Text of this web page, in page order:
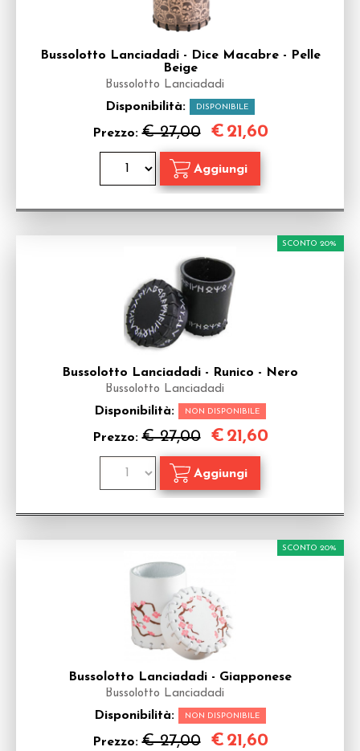
Bussolotto Lanciadadi - Dice Macabre - Pelle
Beige
Bussolotto Lanciadadi
Disponibilità: DISPONIBILE
Prezzo:€ 27,00 € 21,60
Bussolotto Lanciadadi - Runico - Nero
Bussolotto Lanciadadi
Disponibilità: NON DISPONIBILE
Prezzo:€ 27,00
SCONTO 20%
€ 21,60
Bussolotto Lanciadadi - Giapponese
Bussolotto Lanciadadi
Disponibilità: NON DISPONIBILE
Prezzo:€ 27,00
SCONTO 20%
€ 21,60